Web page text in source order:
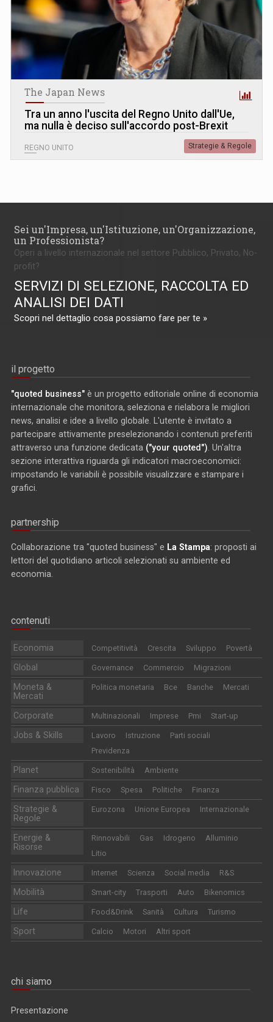
The Japan News
Tra un anno l'uscita del Regno Unito dall'Ue,
ma nulla è deciso sull'accordo post-Brexit
REGNO UNITO Strategie & Regole
Sei un'Impresa, un'Istituzione, un'Organizzazione,
un Professionista?
Operi a livello internazionale nel settore Pubblico, Privato, No-
profit?
SERVIZI DI SELEZIONE, RACCOLTA ED
ANALISI DEI DATI
Scopri nel dettaglio cosa possiamo fare per te »
il progetto
"quoted business" è un progetto editoriale online di economia
internazionale che monitora, seleziona e rielabora le migliori
news, analisi e idee a livello globale. L'utente è invitato a
partecipare attivamente preselezionando i contenuti preferiti
attraverso una funzione dedicata ("your quoted") . Un'altra
sezione interattiva riguarda gli indicatori macroeconomici:
impostando le variabili è possibile visualizzare e stampare i
grafici.
partnership
Collaborazione tra "quoted business" e La Stampa: proposti ai
lettori del quotidiano articoli selezionati su ambiente ed
economia.
contenuti
Economia Competitività Crescita Sviluppo Povertà
Global Governance Commercio Migrazioni
Moneta &
Mercati
Politica monetaria Bce Banche Mercati
Corporate Multinazionali Imprese Pmi Start-up
Jobs & Skills Lavoro Istruzione
Parti sociali
Previdenza
Planet Sostenibilità Ambiente
Finanza pubblica Fisco Spesa Politiche Finanza
Strategie &
Regole
Eurozona Unione Europea Internazionale
Energie &
Risorse
Rinnovabili Gas Idrogeno
Alluminio
Litio
Innovazione Internet Scienza Social media R&S
Mobilità Smart-city Trasporti Auto Bikenomics
Life Food&Drink Sanità Cultura Turismo
Sport Calcio Motori Altri sport
chi siamo
Presentazione